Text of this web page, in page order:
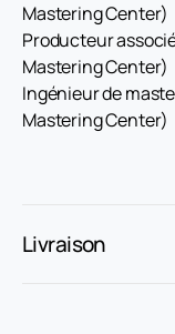
Mastering Center)
Producteur
Mastering Center)
Ingénieur de
Mastering Center)
Livraison